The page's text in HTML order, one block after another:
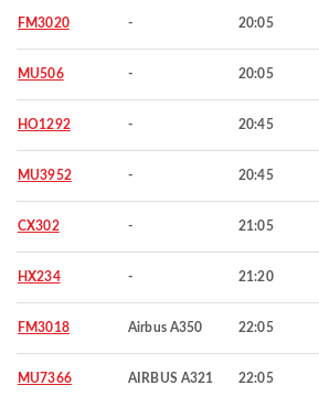
FM3020 - 20:05
MU506 - 20:05
HO1292 - 20:45
MU3952 - 20:45
CX302 - 21:05
HX234 - 21:20
FM3018 Airbus A350 22:05
MU7366 AIRBUS A321 22:05